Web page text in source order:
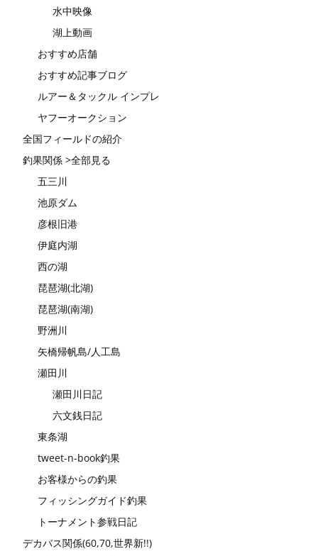
水中映像
湖上動画
おすすめ店舗
おすすめ記事ブログ
ルアー＆タックル インプレ
ヤフーオークション
全国フィールドの紹介
釣果関係 >全部見る
五三川
池原ダム
彦根旧港
伊庭内湖
西の湖
琵琶湖(北湖)
琵琶湖(南湖)
野洲川
矢橋帰帆島/人工島
瀬田川
瀬田川日記
六文銭日記
東条湖
tweet-n-book釣果
お客様からの釣果
フィッシングガイド釣果
トーナメント参戦日記
デカバス関係(60,70,世界新!!)